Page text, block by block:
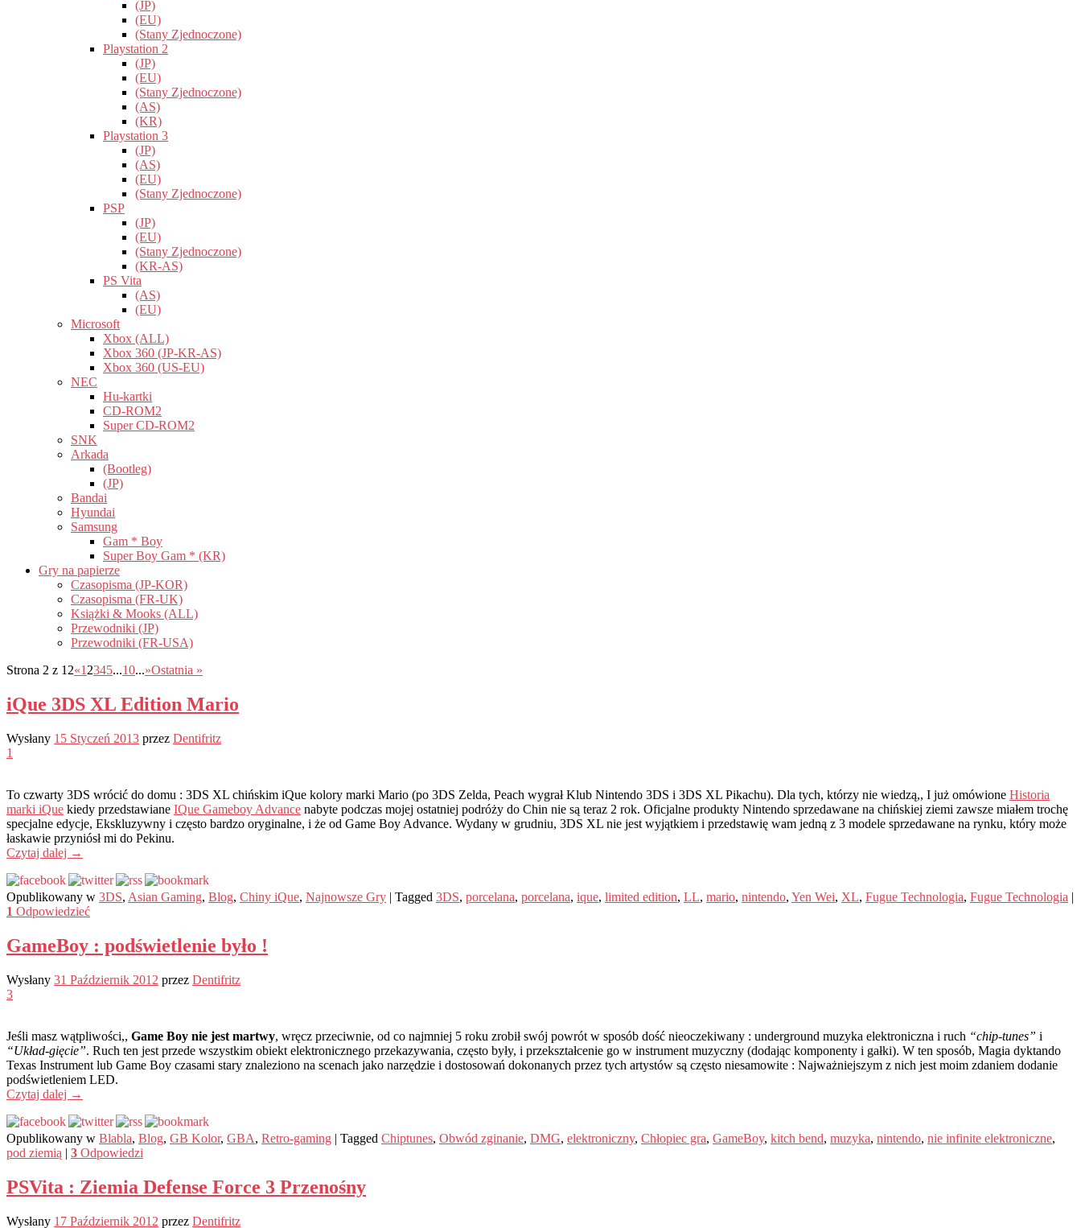
(JP)
(EU)
(Stany Zjednoczone)
Playstation 2
(JP)
(EU)
(Stany Zjednoczone)
(AS)
(KR)
Playstation 3
(JP)
(AS)
(EU)
(Stany Zjednoczone)
PSP
(JP)
(EU)
(Stany Zjednoczone)
(KR-AS)
PS Vita
(AS)
(EU)
Microsoft
Xbox (ALL)
Xbox 360 (JP-KR-AS)
Xbox 360 (US-EU)
NEC
Hu-kartki
CD-ROM2
Super CD-ROM2
SNK
Arkada
(Bootleg)
(JP)
Bandai
Hyundai
Samsung
Gam * Boy
Super Boy Gam * (KR)
Gry na papierze
Czasopisma (JP-KOR)
Czasopisma (FR-UK)
Książki & Mooks (ALL)
Przewodniki (JP)
Przewodniki (FR-USA)
Strona 2 z 12«1 2345...10...»Ostatnia »
iQue 3DS XL Edition Mario
Wysłany 15 Styczeń 2013 przez Dentifritz
1
To czwarty 3DS wrócić do domu : 3DS XL chińskim iQue kolory marki Mario (po 3DS Zelda, Peach wygrał Klub Nintendo 3DS i 3DS XL Pikachu). Dla tych, którzy nie wiedzą,, I już omówione Historia
marki iQue kiedy przedstawiane IQue Gameboy Advance nabyte podczas mojej ostatniej podróży do Chin nie są teraz 2 rok. Oficjalne produkty Nintendo sprzedawane na chińskiej ziemi zawsze miałem trochę
specjalne edycje, Ekskluzywny i często bardzo oryginalne, i że od Game Boy Advance. Wydany w grudniu, 3DS XL nie jest wyjątkiem i przedstawię wam jedną z 3 modele sprzedawane na rynku, który może
łaskawie przyniósł mi do Pekinu.
Czytaj dalej →
Opublikowany w 3DS, Asian Gaming, Blog, Chiny iQue, Najnowsze Gry | Tagged 3DS, porcelana, porcelana, ique, limited edition, LL, mario, nintendo, Yen Wei, XL, Fugue Technologia, Fugue Technologia |
1 Odpowiedzieć
GameBoy : podświetlenie było !
Wysłany 31 Październik 2012 przez Dentifritz
3
Jeśli masz wątpliwości,, Game Boy nie jest martwy, wręcz przeciwnie, od co najmniej 5 roku zrobił swój powrót w sposób dość nieoczekiwany : underground muzyka elektroniczna i ruch “chip-tunes” i
“Układ-gięcie”. Ruch ten jest przede wszystkim obiekt elektronicznego przekazywania, często były, i przekształcenie go w instrument muzyczny (dodając komponenty i gałki). W ten sposób, Magia dyktando
Texas Instrument lub Game Boy czasami stary znaleziono na scenach jako narzędzie i dostosowań dokonanych przez tych artystów są często niesamowite : Najważniejszym z nich jest moim zdaniem dodanie
podświetleniem LED.
Czytaj dalej →
Opublikowany w Blabla, Blog, GB Kolor, GBA, Retro-gaming | Tagged Chiptunes, Obwód zginanie, DMG, elektroniczny, Chłopiec gra, GameBoy, kitch bend, muzyka, nintendo, nie infinite elektroniczne,
pod ziemią | 3 Odpowiedzi
PSVita : Ziemia Defense Force 3 Przenośny
Wysłany 17 Październik 2012 przez Dentifritz